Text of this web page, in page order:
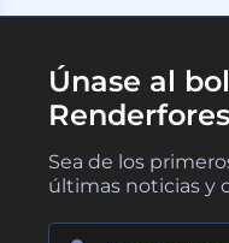
Únase al
Sea de los
últimas noticias y